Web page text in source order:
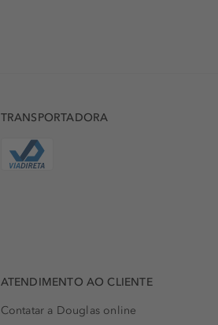
TRANSPORTADORA
ATENDIMENTO AO CLIENTE
Contatar a Douglas online